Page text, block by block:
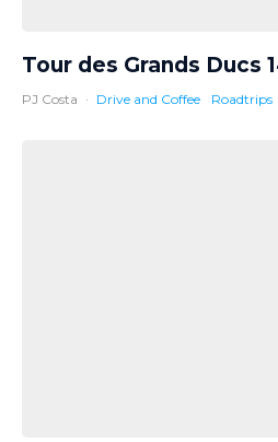
Tour des Grands Ducs
PJ Costa · Drive and Coffee Roadtrips